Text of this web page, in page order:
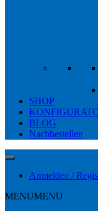
SHOP
BLOG
Nachbestellen
Anmelden /
MENUMENU